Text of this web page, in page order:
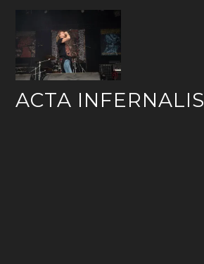
content
ACTA INFERNALIS